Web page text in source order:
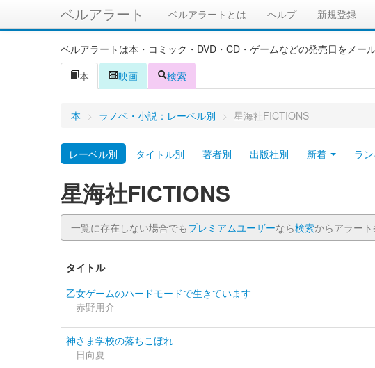
ベルアラート ベルアラートとは ヘルプ 新規登録
ベルアラートは本・コミック・DVD・CD・ゲームなどの発売日をメー
本
映画 検索
本 > ラノベ・小説：レーベル別 > 星海社FICTIONS
レーベル別 タイトル別 著者別 出版社別 新着 ラ
星海社FICTIONS
一覧に存在しない場合でもプレミアムユーザーなら検索からアラート
タイトル
乙女ゲームのハードモードで生きています
赤野用介
神さま学校の落ちこぼれ
日向夏